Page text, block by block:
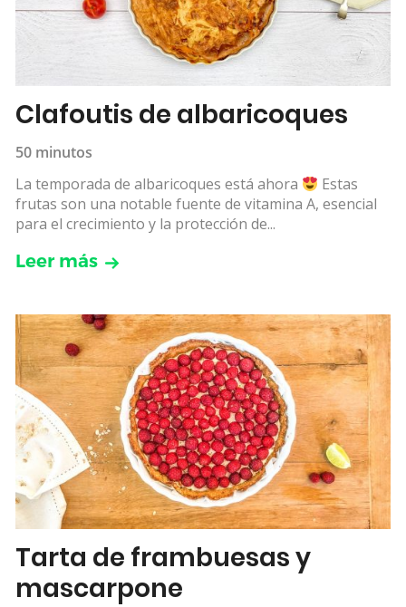
Clafoutis de albaricoques
50 minutos
La temporada de albaricoques está ahora
Estas
frutas son una notable fuente de vitamina A, esencial
para el crecimiento y la protección de...
Leer más
Tarta de frambuesas y
mascarpone